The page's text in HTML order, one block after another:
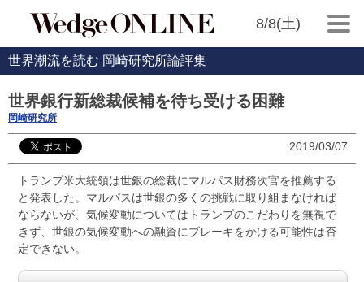
8/8(土)
世界潮流を読む 岡崎研究所論評集
世界銀行新総裁候補を待ち受ける困難
岡崎研究所
2019/03/07
トランプ米大統領は世銀の総裁にマルパス財務次官を推薦する
と発表した。マルパスは世銀の多くの挑戦に取り組まなければ
ならないが、気候変動についてはトランプのこだわりを無視で
きず、世銀の気候変動への融資にブレーキをかける可能性は否
定できない。